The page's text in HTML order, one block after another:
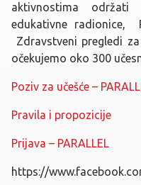
aktivnostima
edukativne radionice,
Zdravstveni pregledi
očekujemo oko 300
Poziv za učešće –
Pravila i propozicije
Prijava – PARALLEL
https://